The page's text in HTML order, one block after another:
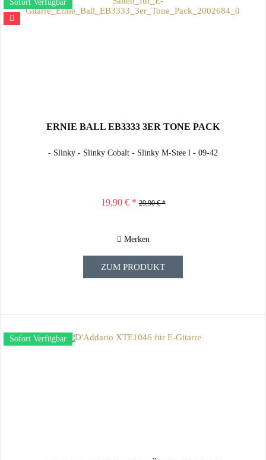
Sofort Verfügbar
ERNIE BALL EB3333 3ER TONE PACK
- Slinky - Slinky Cobalt - Slinky M-Stee l - 09-42
19,90 € * 29,90 € *
Merken
ZUM PRODUKT
Sofort Verfügbar